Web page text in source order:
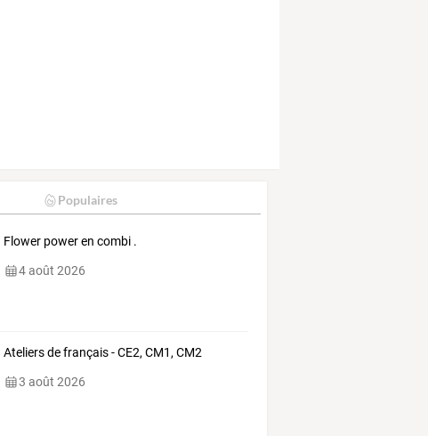
Populaires
Flower power en combi .
4 août 2026
Ateliers de français - CE2, CM1, CM2
3 août 2026